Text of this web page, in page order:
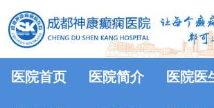
医院首页 医院简介 医院医